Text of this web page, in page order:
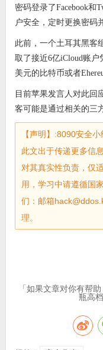
密码登录了Facebook和
户安全，定时更换密码
此前，一个土耳其黑客
取了接近6亿iCloud账户
美元的比特币或者
目前苹果发言人对此回
客可能是通过相关的三
【声明】:8090安全
此文出于传递更多信
对其真实性负责，仅
用，学习中请遵循国
们：邮箱
理。
「如果文章对你有帮
瓶高